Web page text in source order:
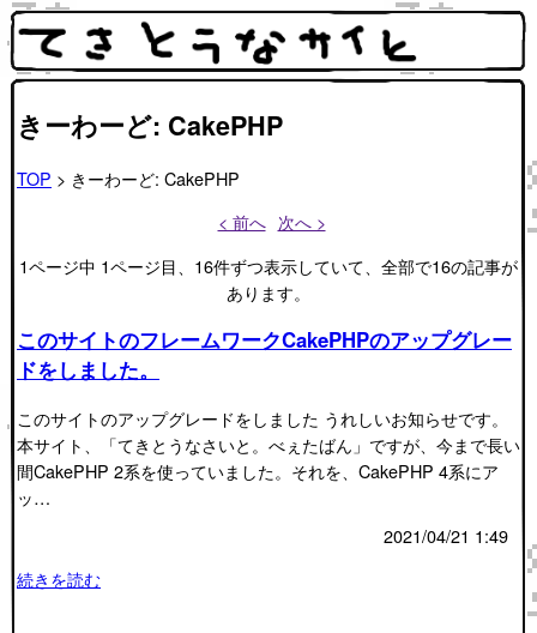
きーわーど: CakePHP
TOP > きーわーど: CakePHP
< 前へ 次へ >
1ページ中 1ページ目、16件ずつ表示していて、全部で16の記事が
あります。
このサイトのフレームワークCakePHPのアップグレー
ドをしました。
このサイトのアップグレードをしました うれしいお知らせです。
本サイト、「てきとうなさいと。べぇたばん」ですが、今まで長い
間CakePHP 2系を使っていました。それを、CakePHP 4系にア
ッ…
2021/04/21 1:49
続きを読む